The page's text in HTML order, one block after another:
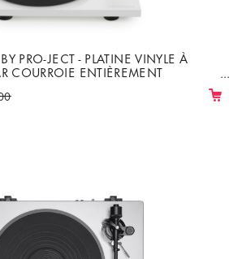
PRO-JECT - PLATINE VINYLE À
COURROIE ENTIÈREMENT